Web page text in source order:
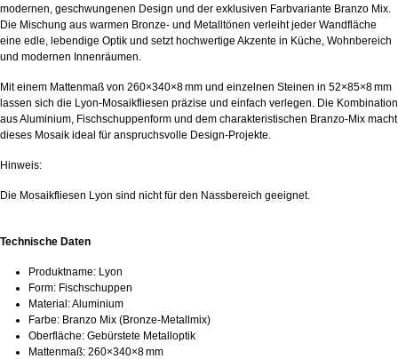
modernen, geschwungenen Design und der exklusiven Farbvariante Branzo Mix.
Die Mischung aus warmen Bronze‑ und Metalltönen verleiht jeder Wandfläche
eine edle, lebendige Optik und setzt hochwertige Akzente in Küche, Wohnbereich
und modernen Innenräumen.
Mit einem Mattenmaß von 260×340×8 mm und einzelnen Steinen in 52×85×8 mm
lassen sich die Lyon‑Mosaikfliesen präzise und einfach verlegen. Die Kombination
aus Aluminium, Fischschuppenform und dem charakteristischen Branzo‑Mix macht
dieses Mosaik ideal für anspruchsvolle Design‑Projekte.
Hinweis:
Die Mosaikfliesen Lyon sind nicht für den Nassbereich geeignet.
Technische Daten
Produktname: Lyon
Form: Fischschuppen
Material: Aluminium
Farbe: Branzo Mix (Bronze‑Metallmix)
Oberfläche: Gebürstete Metalloptik
Mattenmaß: 260×340×8 mm